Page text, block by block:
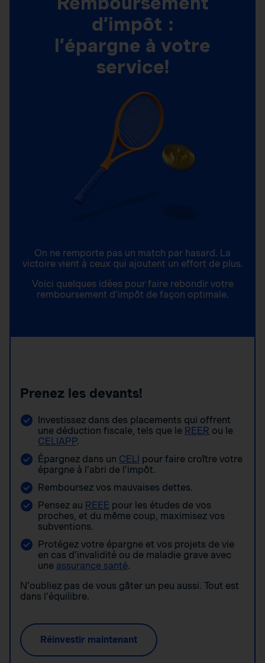
d’impôt :
l’épargne à votre
service!
On ne remporte pas un match par hasard. La
victoire vient à ceux qui ajoutent un effort de plus.
Voici quelques idées pour faire rebondir votre
remboursement d’impôt de façon optimale.
Prenez les devants!
Investissez dans des placements qui offrent
une déduction fiscale, tels que le REER ou le
CELIAPP.
Épargnez dans un CELI pour faire croître votre
épargne à l’abri de l’impôt.
Remboursez vos mauvaises dettes.
Pensez au REEE pour les études de vos
proches, et du même coup, maximisez vos
subventions.
Protégez votre épargne et vos projets de vie
en cas d’invalidité ou de maladie grave avec
une assurance santé.
N’oubliez pas de vous gâter un peu aussi. Tout est
dans l’équilibre.
Réinvestir maintenant